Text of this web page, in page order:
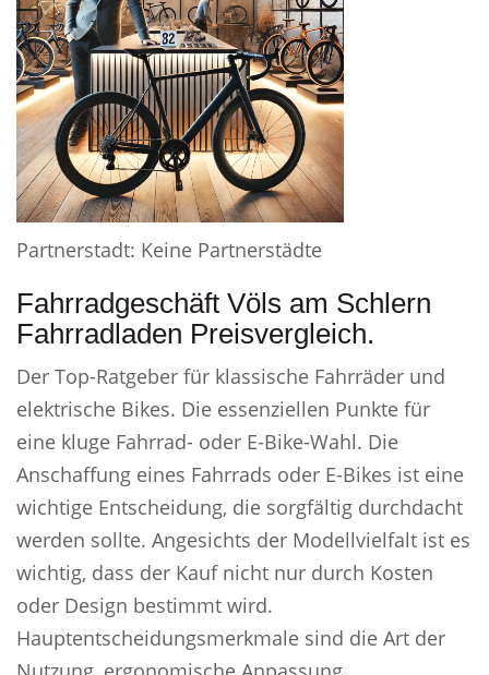
Partnerstadt: Keine Partnerstädte
Fahrradgeschäft Völs am Schlern
Fahrradladen Preisvergleich.
Der Top-Ratgeber für klassische Fahrräder und
elektrische Bikes. Die essenziellen Punkte für
eine kluge Fahrrad- oder E-Bike-Wahl. Die
Anschaffung eines Fahrrads oder E-Bikes ist eine
wichtige Entscheidung, die sorgfältig durchdacht
werden sollte. Angesichts der Modellvielfalt ist es
wichtig, dass der Kauf nicht nur durch Kosten
oder Design bestimmt wird.
Hauptentscheidungsmerkmale sind die Art der